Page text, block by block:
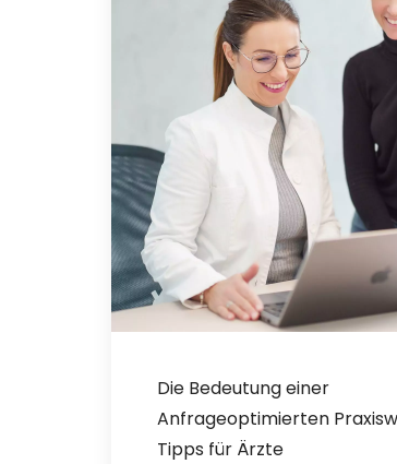
Die Bedeutung einer
Anfrageoptimierten
Tipps für Ärzte